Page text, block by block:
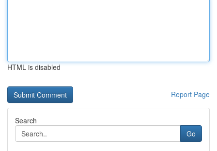
HTML is disabled
Report Page
Search
Go